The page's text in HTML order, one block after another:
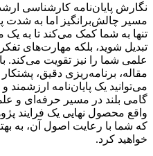
نگارش پایان‌نامه کارشناسی
مسیر چالش‌برانگیز اما به شدت
تنها به شما کمک می‌کند تا به
تبدیل شوید، بلکه مهارت‌های
علمی شما را نیز تقویت
مقاله، برنامه‌ریزی دقیق، پشتکار
می‌توانید یک پایان‌نامه ارزشمند
گامی بلند در مسیر حرفه‌ای و
واقع محصول نهایی یک فرایند
که شما با رعایت اصول آن، به
خواهید کرد.